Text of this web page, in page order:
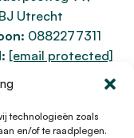
technologieën zoals
en/of te raadplegen.
Utrecht
0882277311
[email protected]
12047091